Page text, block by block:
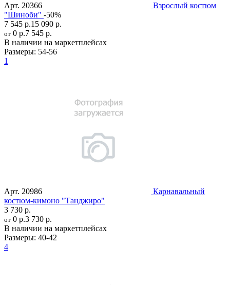
Арт. 20366
Взрослый костюм
"Шиноби" -50%
7 545 р.15 090 р.
от 0 р.7 545 р.
В наличии на маркетплейсах
Размеры: 54-56
1
Арт. 20986
Карнавальный
костюм-кимоно "Танджиро"
3 730 р.
от 0 р.3 730 р.
В наличии на маркетплейсах
Размеры: 40-42
4